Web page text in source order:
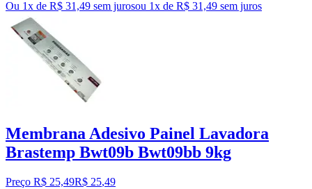
Ou 1x de R$ 31,49 sem jurosou 1x de R$ 31,49 sem juros
Membrana Adesivo Painel Lavadora
Brastemp Bwt09b Bwt09bb 9kg
Preço R$ 25,49R$ 25,49